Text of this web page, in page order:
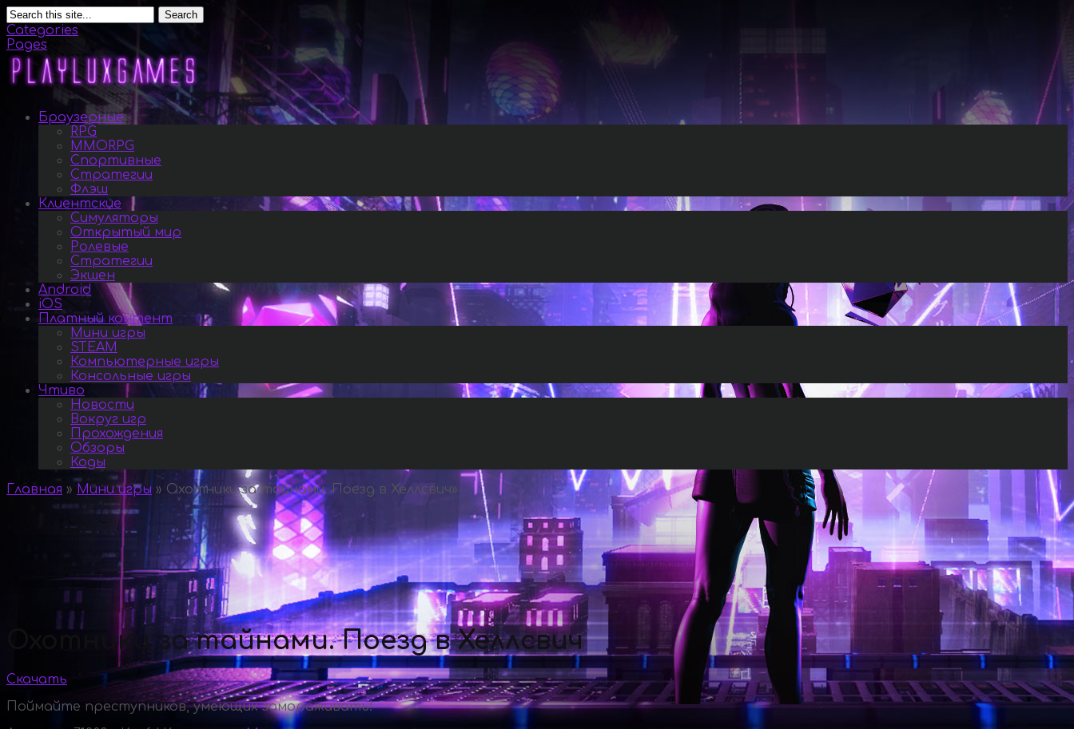
Search
Categories
Pages
Браузерные
RPG
MMORPG
Спортивные
Стратегии
Флэш
Клиентские
Симуляторы
Открытый мир
Ролевые
Стратегии
Экшен
Android
iOS
Платный контент
Мини игры
STEAM
Компьютерные игры
Консольные игры
Чтиво
Новости
Вокруг игр
Прохождения
Обзоры
Коды
Главная » Мини игры » Охотники за тайнами. Поезд в Хеллсвич»
Охотники за тайнами. Поезд в Хеллсвич
Скачать
Поймайте преступников, умеющих замораживать!